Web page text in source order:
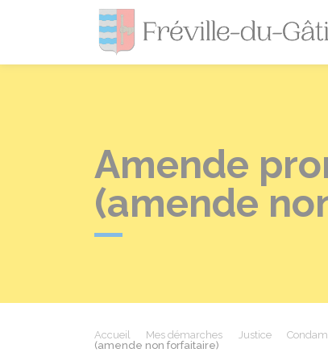
Amende
(amende
Accueil Mes démarches Justice
(amende non forfaitaire)